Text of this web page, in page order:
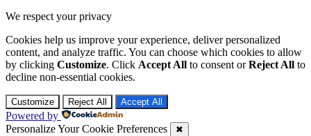
We respect your privacy
Cookies help us improve your experience, deliver personalized
content, and analyze traffic. You can choose which cookies to allow
by clicking Customize. Click Accept All to consent orReject All to
decline non-essential cookies.
Customize Reject All Accept All
Powered by
Personalize Your Cookie Preferences
✖